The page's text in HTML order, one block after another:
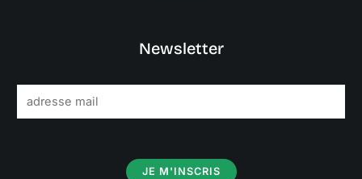
Newsletter
m
JE M'INSCRIS